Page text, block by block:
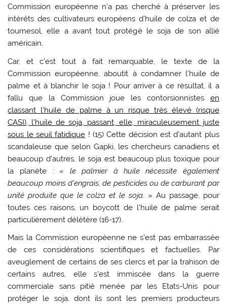
Commission européenne n’a pas cherché à préserver les
intérêts des cultivateurs européens d’huile de colza et de
tournesol, elle a avant tout protégé le soja de son allié
américain.
Car, et c’est tout à fait remarquable, le texte de la
Commission européenne, aboutit à condamner l’huile de
palme et à blanchir le soja ! Pour arriver à ce résultat, il a
fallu que la Commission joue les contorsionnistes en
classant l’huile de palme à un risque très élevé (risque
CASI), l’huile de soja, passant, elle, miraculeusement juste
sous le seuil fatidique ! (15) Cette décision est d’autant plus
scandaleuse que selon Gapki, les chercheurs canadiens et
beaucoup d’autres, le soja est beaucoup plus toxique pour
la planète : « le palmier à huile nécessite également
beaucoup moins d’engrais, de pesticides ou de carburant par
unité produite que le colza et le soja. » Au passage, pour
toutes ces raisons, un boycott de l’huile de palme serait
particulièrement délétère (16-17).
Mais la Commission européenne ne s’est pas embarrassée
de ces considérations scientifiques et factuelles. Par
aveuglement de certains de ses clercs et par la trahison de
certains autres, elle s’est immiscée dans la guerre
commerciale sans pitié menée par les Etats-Unis pour
protéger le soja, dont ils sont les premiers producteurs